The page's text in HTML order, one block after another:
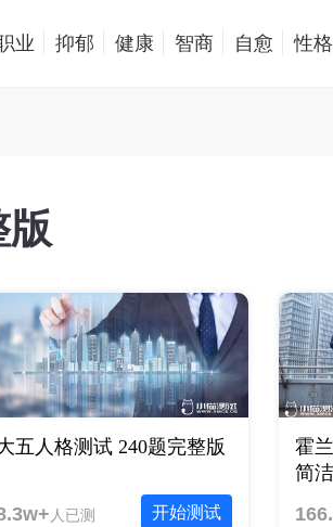
业 抑郁 健康 智商 自愈 性格
版
五人格测试 240题完整版
开始测试
人已测
霍
简